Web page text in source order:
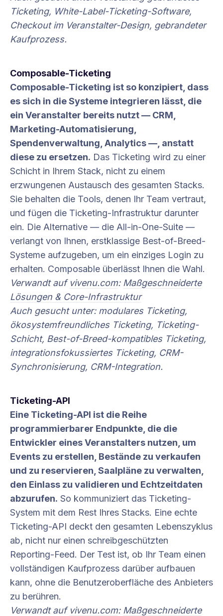
Ticketing, White-Label-Ticketing-Software,
Checkout im Veranstalter-Design, gebrandeter
Kaufprozess.
Composable-Ticketing
Composable-Ticketing ist so konzipiert, dass
es sich in die Systeme integrieren lässt, die
ein Veranstalter bereits nutzt — CRM,
Marketing-Automatisierung,
Spendenverwaltung, Analytics —, anstatt
diese zu ersetzen. Das Ticketing wird zu einer
Schicht in Ihrem Stack, nicht zu einem
erzwungenen Austausch des gesamten Stacks.
Sie behalten die Tools, denen Ihr Team vertraut,
und fügen die Ticketing-Infrastruktur darunter
ein. Die Alternative — die All-in-One-Suite —
verlangt von Ihnen, erstklassige Best-of-Breed-
Systeme aufzugeben, um ein einziges Login zu
erhalten. Composable überlässt Ihnen die Wahl.
Verwandt auf vivenu.com: Maßgeschneiderte
Lösungen & Core-Infrastruktur
Auch gesucht unter: modulares Ticketing,
ökosystemfreundliches Ticketing, Ticketing-
Schicht, Best-of-Breed-kompatibles Ticketing,
integrationsfokussiertes Ticketing, CRM-
Synchronisierung, CRM-Integration.
Ticketing-API
Eine Ticketing-API ist die Reihe
programmierbarer Endpunkte, die die
Entwickler eines Veranstalters nutzen, um
Events zu erstellen, Bestände zu verkaufen
und zu reservieren, Saalpläne zu verwalten,
den Einlass zu validieren und Echtzeitdaten
abzurufen. So kommuniziert das Ticketing-
System mit dem Rest Ihres Stacks. Eine echte
Ticketing-API deckt den gesamten Lebenszyklus
ab, nicht nur einen schreibgeschützten
Reporting-Feed. Der Test ist, ob Ihr Team einen
vollständigen Kaufprozess darüber aufbauen
kann, ohne die Benutzeroberfläche des Anbieters
zu berühren.
Verwandt auf vivenu.com: Maßgeschneiderte